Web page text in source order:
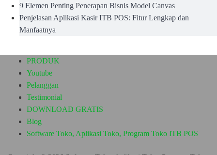
9 Elemen Penting Penerapan Bisnis Model Canvas
Penjelasan Aplikasi Kasir ITB POS: Fitur Lengkap dan
Manfaatnya
PRODUK
Youtube
Pelanggan
Testimonial
DOWNLOAD GRATIS
Blog
Software Toko, Aplikasi Toko, Program Toko ITB POS